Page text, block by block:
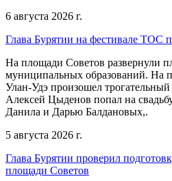
6 августа 2026 г.
Глава Бурятии на фестивале ТОС
На площади Советов развернули
муниципальных образований. На
Улан-Удэ произошел
Алексей Цыденов попал на
Данила и Дарью Балдановых,.
5 августа 2026 г.
Глава Бурятии проверил
площади Советов